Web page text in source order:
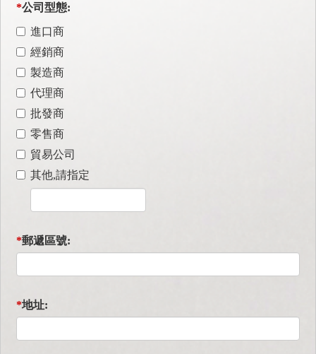
*公司型態:
進口商
經銷商
製造商
代理商
批發商
零售商
貿易公司
其他,請指定
*郵遞區號:
*地址: